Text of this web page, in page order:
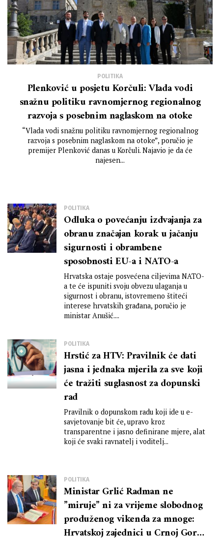
POLITIKA
Plenković u posjetu Korčuli: Vlada vodi
snažnu politiku ravnomjernog regionalnog
razvoja s posebnim naglaskom na otoke
“Vlada vodi snažnu politiku ravnomjernog regionalnog
razvoja s posebnim naglaskom na otoke”, poručio je
premijer Plenković danas u Korčuli. Najavio je da će
najesen...
POLITIKA
Odluka o povećanju izdvajanja za
obranu značajan korak u jačanju
sigurnosti i obrambene
sposobnosti EU-a i NATO-a
Hrvatska ostaje posvećena ciljevima NATO-
a te će ispuniti svoju obvezu ulaganja u
sigurnost i obranu, istovremeno štiteći
interese hrvatskih građana, poručio je
ministar Anušić....
POLITIKA
Hrstić za HTV: Pravilnik će dati
jasna i jednaka mjerila za sve koji
će tražiti suglasnost za dopunski
rad
Pravilnik o dopunskom radu koji ide u e-
savjetovanje bit će, upravo kroz
transparentne i jasno definirane mjere, alat
koji će svaki ravnatelj i voditelj...
POLITIKA
Ministar Grlić Radman ne
”miruje” ni za vrijeme slobodnog
produženog vikenda za mnoge:
Hrvatskoj zajednici u Crnoj Gori